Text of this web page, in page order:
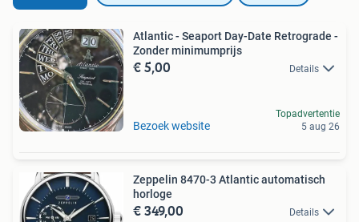
Atlantic - Seaport Day-Date Retrograde -
Zonder minimumprijs
€ 5,00 Details
Bezoek website
Topadvertentie
5 aug 26
Zeppelin 8470-3 Atlantic automatisch
horloge
€ 349,00 Details